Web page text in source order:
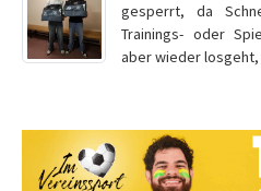
gesperrt, da
Trainings- oder
aber wieder losgeht,